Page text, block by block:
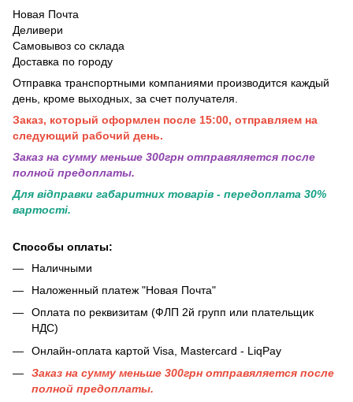
Новая Почта
Деливери
Самовывоз со склада
Доставка по городу
Отправка транспортными компаниями производится каждый
день, кроме выходных, за счет получателя.
Заказ, который оформлен после 15:00, отправляем на
следующий рабочий день.
Заказ на сумму меньше 300грн отправяляется после
полной предоплаты.
Для відправки габаритних товарів - передоплата 30%
вартості.
Способы оплаты:
Наличными
Наложенный платеж "Новая Почта"
Оплата по реквизитам (ФЛП 2й групп или плательщик
НДС)
Онлайн-оплата картой Visa, Mastercard - LiqPay
Заказ на сумму меньше 300грн отправяляется после
полной предоплаты.